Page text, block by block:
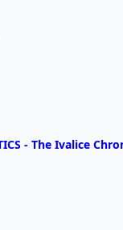
- The Ivalice